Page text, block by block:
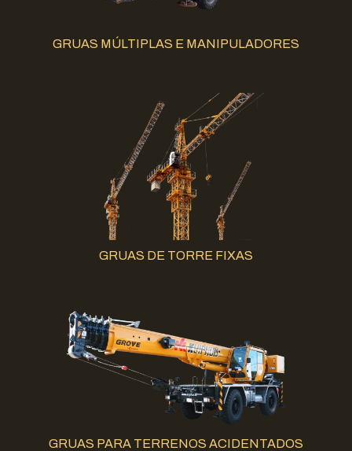
GRUAS MÚLTIPLAS E MANIPULADORES
GRUAS DE TORRE FIXAS
GRUAS PARA TERRENOS ACIDENTADOS